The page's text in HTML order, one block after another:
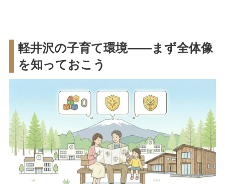
軽井沢の子育て環境——まず全体像
を知っておこう